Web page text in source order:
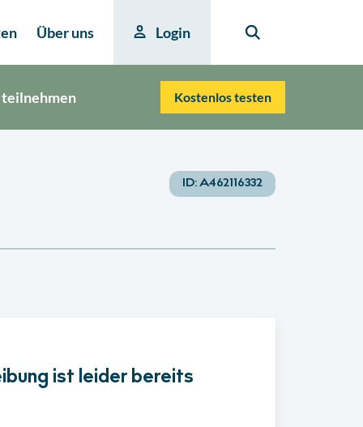
Über uns Login
teilnehmen Kostenlos testen
ID:A462116332
ist leider bereits